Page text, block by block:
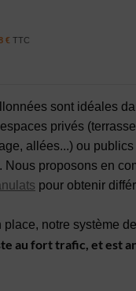
€ TTC
sont idéales
privés
allées...) ou
Nous proposons en
pour obtenir
place, notre système
au fort trafic, et est